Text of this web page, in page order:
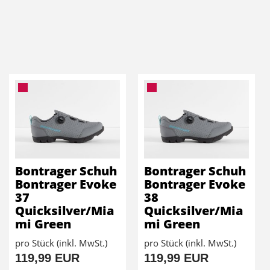
Bontrager Schuh
Bontrager Evoke
37
Quicksilver/Mia
mi Green
pro Stück (inkl. MwSt.)
119,99 EUR
Bontrager Schuh
Bontrager Evoke
38
Quicksilver/Mia
mi Green
pro Stück (inkl. MwSt.)
119,99 EUR